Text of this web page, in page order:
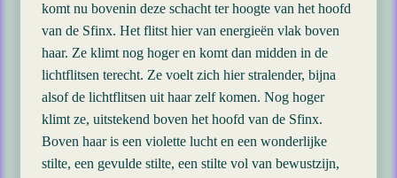
komt nu bovenin deze schacht ter hoogte van het hoofd
van de Sfinx. Het flitst hier van energieën vlak boven
haar. Ze klimt nog hoger en komt dan midden in de
lichtflitsen terecht. Ze voelt zich hier stralender, bijna
alsof de lichtflitsen uit haar zelf komen. Nog hoger
klimt ze, uitstekend boven het hoofd van de Sfinx.
Boven haar is een violette lucht en een wonderlijke
stilte, een gevulde stilte, een stilte vol van bewustzijn,